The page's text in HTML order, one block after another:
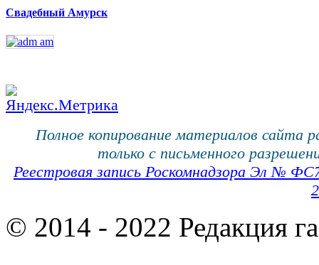
Свадебный Амурск
Полное копирование материалов сайта
только с письменного
Реестровая запись Роскомнадзора Эл №
© 2014 - 2022 Редакция